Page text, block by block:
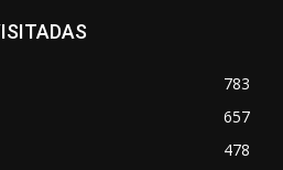
783
657
478